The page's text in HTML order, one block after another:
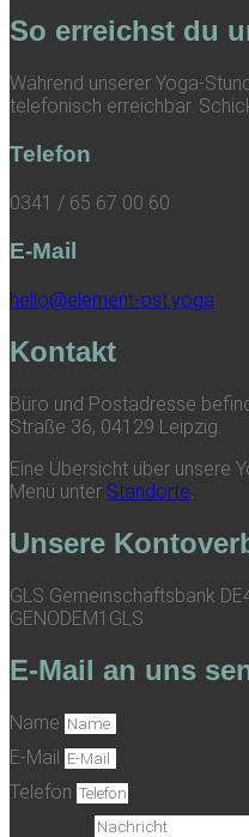
So erreichst du
Während unserer Yoga-
telefonisch erreichbar.
Telefon
0341 / 65 67 00 60
E-Mail
hello@element-ost.yoga
Kontakt
Büro und Postadresse
Straße 36, 04129 Leipzig.
Eine Übersicht über unsere
Menü unter Standorte.
Unsere
GLS Gemeinschaftsbank
GENODEM1GLS
E-Mail an uns
Name
E-Mail
Telefon